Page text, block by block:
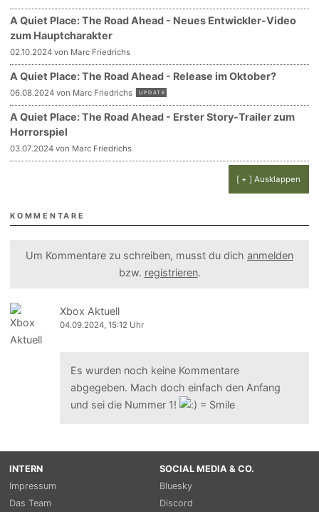
A Quiet Place: The Road Ahead - Neues Entwickler-Video
zum Hauptcharakter
02.10.2024 von Marc Friedrichs
A Quiet Place: The Road Ahead - Release im Oktober?
06.08.2024 von Marc Friedrichs UPDATE
A Quiet Place: The Road Ahead - Erster Story-Trailer zum
Horrorspiel
03.07.2024 von Marc Friedrichs
[ + ] Ausklappen
KOMMENTARE
Um Kommentare zu schreiben, musst du dich anmelden
bzw. registrieren.
Xbox Aktuell
04.09.2024, 15:12 Uhr
Es wurden noch keine Kommentare
abgegeben. Mach doch einfach den Anfang
und sei die Nummer 1!
INTERN
Impressum
Das Team
SOCIAL MEDIA & CO.
Bluesky
Discord